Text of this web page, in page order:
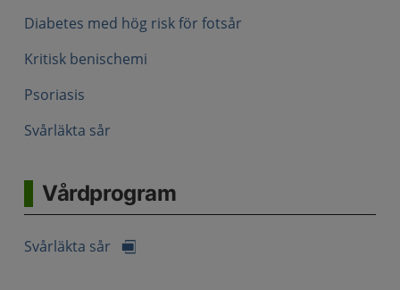
Diabetes med hög risk för fotsår
Kritisk benischemi
Psoriasis
Svårläkta sår
Vårdprogram
Svårläkta sår